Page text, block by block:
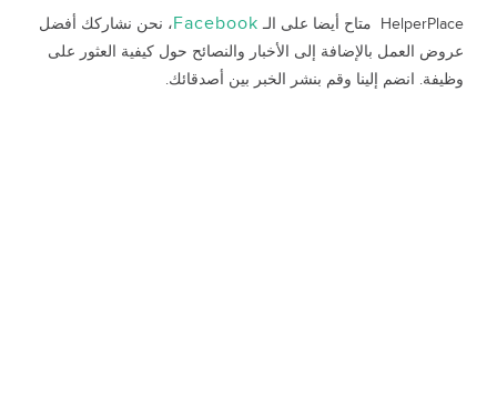
HelperPlace متاح أيضا على الـ Facebook، نحن نشاركك أفضل
عروض العمل بالإضافة إلى الأخبار والنصائح حول كيفية العثور على
وظيفة. انضم إلينا وقم بنشر الخبر بين أصدقائك.